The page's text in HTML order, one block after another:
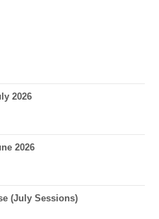
2026
2026
(July Sessions)